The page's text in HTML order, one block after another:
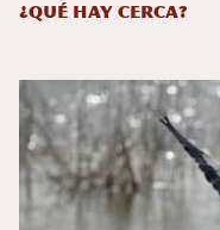
¿Qué hay cerca?